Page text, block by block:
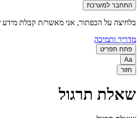
התחבר למערכת
בלחיצה על הכפתור, אני מאשר/ת קבלת מידע
מדריך ותמיכה
פתח תפריט
Aa
חזור
שאלת תרגול